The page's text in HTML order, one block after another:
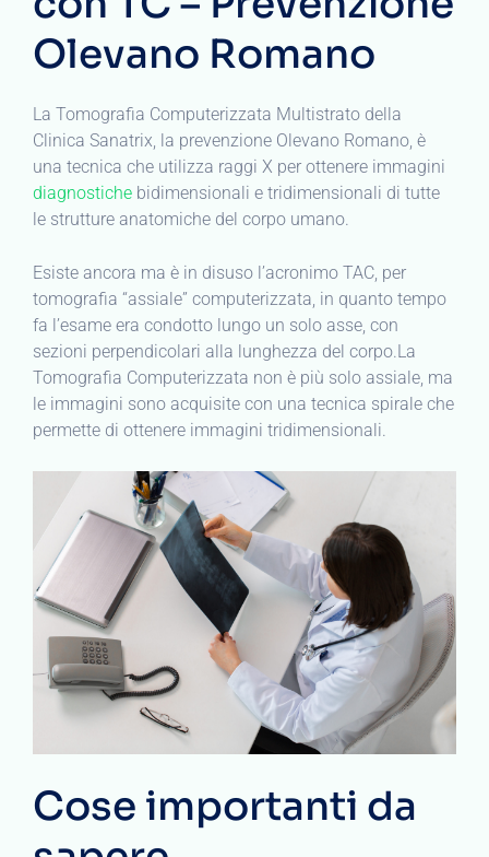
Olevano Romano
La Tomografia Computerizzata Multistrato della
Clinica Sanatrix, la prevenzione Olevano Romano, è
una tecnica che utilizza raggi X per ottenere immagini
diagnostiche bidimensionali e tridimensionali di tutte
le strutture anatomiche del corpo umano.
Esiste ancora ma è in disuso l’acronimo TAC, per
tomografia “assiale” computerizzata, in quanto tempo
fa l’esame era condotto lungo un solo asse, con
sezioni perpendicolari alla lunghezza del corpo.La
Tomografia Computerizzata non è più solo assiale, ma
le immagini sono acquisite con una tecnica spirale che
permette di ottenere immagini tridimensionali.
Cose importanti da